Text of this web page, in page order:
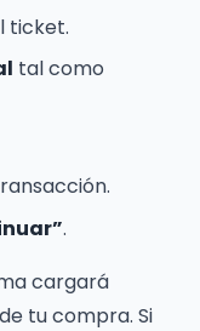
ticket.
tal como
.
cargará
tu compra. Si